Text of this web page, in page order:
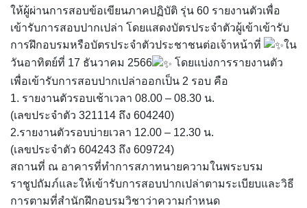
ให้ผู้ผ่านการสอบข้อเขียนภาคปฏิบัติ รุ่น 60 รายงานตัวเพื่อ
เข้ารับการสอบปากเปล่า โดยแสดงบัตรประจำตัวผู้เข้าเข้ารับ
การฝึกอบรมหรือบัตรประจำตัวประชาชนต่อเจ้าหน้าที่
ใน
วันอาทิตย์ที่ 17 ธันวาคม 2566
โดยแบ่งการรายงานตัว
เพื่อเข้ารับการสอบปากเปล่าออกเป็น 2 รอบ คือ
1. รายงานตัวรอบเช้าเวลา 08.00 – 08.30 น.
(เลขประจำตัว 321114 ถึง 604240)
2.รายงานตัวรอบบ่ายเวลา 12.00 – 12.30 น.
(เลขประจำตัว 604243 ถึง 609724)
สถานที่ ณ อาคารที่ทำการสภาทนายความในพระบรม
ราชูปถัมภ์และให้เข้ารับการสอบปากเปล่าตามระเบียบและวิธี
การตามที่สำนักฝึกอบรมวิชาว่าความกำหนด